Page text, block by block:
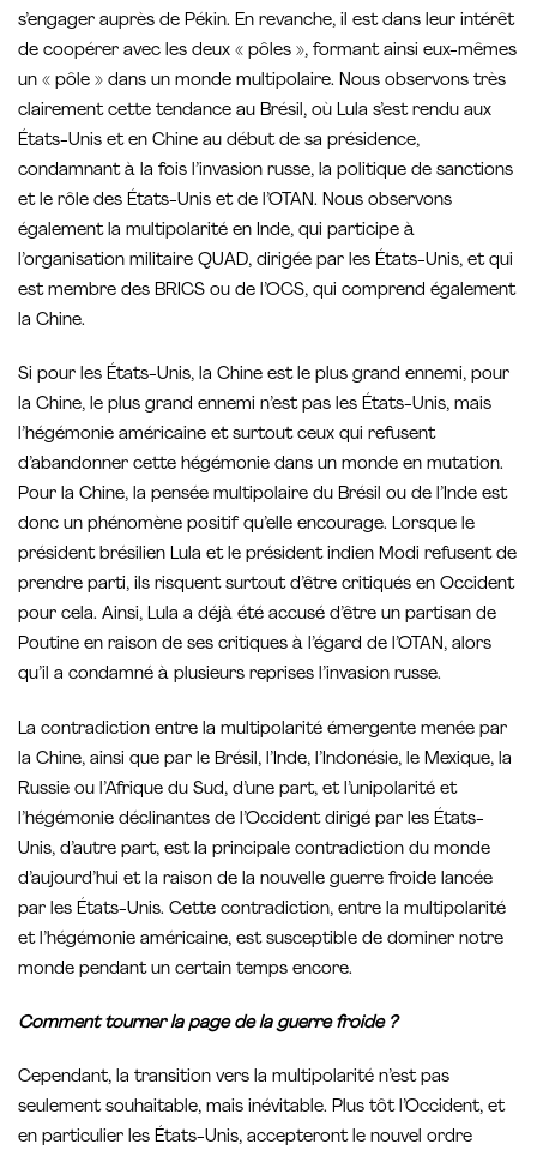
s’engager auprès de Pékin. En revanche, il est dans leur intérêt
de coopérer avec les deux « pôles », formant ainsi eux-mêmes
un « pôle » dans un monde multipolaire. Nous observons très
clairement cette tendance au Brésil, où Lula s’est rendu aux
États-Unis et en Chine au début de sa présidence,
condamnant à la fois l’invasion russe, la politique de sanctions
et le rôle des États-Unis et de l’OTAN. Nous observons
également la multipolarité en Inde, qui participe à
l’organisation militaire QUAD, dirigée par les États-Unis, et qui
est membre des BRICS ou de l’OCS, qui comprend également
la Chine.
Si pour les États-Unis, la Chine est le plus grand ennemi, pour
la Chine, le plus grand ennemi n’est pas les États-Unis, mais
l’hégémonie américaine et surtout ceux qui refusent
d’abandonner cette hégémonie dans un monde en mutation.
Pour la Chine, la pensée multipolaire du Brésil ou de l’Inde est
donc un phénomène positif qu’elle encourage. Lorsque le
président brésilien Lula et le président indien Modi refusent de
prendre parti, ils risquent surtout d’être critiqués en Occident
pour cela. Ainsi, Lula a déjà été accusé d’être un partisan de
Poutine en raison de ses critiques à l’égard de l’OTAN, alors
qu’il a condamné à plusieurs reprises l’invasion russe.
La contradiction entre la multipolarité émergente menée par
la Chine, ainsi que par le Brésil, l’Inde, l’Indonésie, le Mexique, la
Russie ou l’Afrique du Sud, d’une part, et l’unipolarité et
l’hégémonie déclinantes de l’Occident dirigé par les États-
Unis, d’autre part, est la principale contradiction du monde
d’aujourd’hui et la raison de la nouvelle guerre froide lancée
par les États-Unis. Cette contradiction, entre la multipolarité
et l’hégémonie américaine, est susceptible de dominer notre
monde pendant un certain temps encore.
Comment tourner la page de la guerre froide ?
Cependant, la transition vers la multipolarité n’est pas
seulement souhaitable, mais inévitable. Plus tôt l’Occident, et
en particulier les États-Unis, accepteront le nouvel ordre